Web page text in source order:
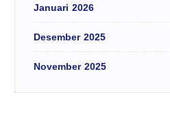
Januari 2026
Desember 2025
November 2025